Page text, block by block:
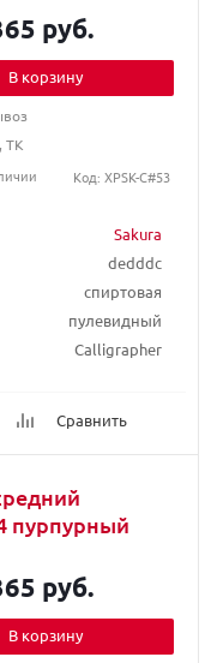
Sakura
dedddc
спиртовая
пулевидный
Calligrapher
Сравнить
руб.
В корзину
ТК
Код: XPSK-C#53
пурпурный
руб.
В корзину